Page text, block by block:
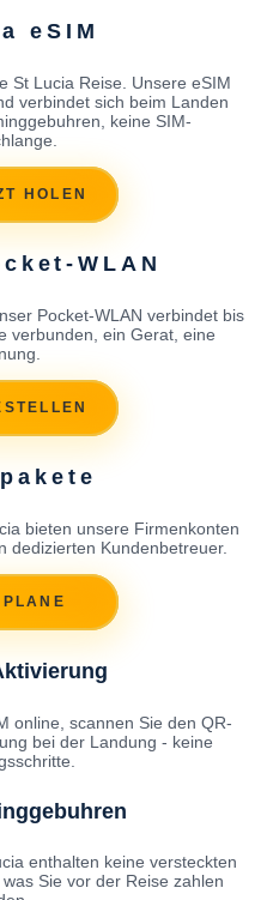
eSIM
St Lucia Reise. Unsere eSIM
verbindet sich beim Landen
keine SIM-
HOLEN
WLAN
Pocket-WLAN verbindet bis
verbunden, ein Gerat, eine
bieten unsere Firmenkonten
dedizierten Kundenbetreuer.
online, scannen Sie den QR-
bei der Landung - keine
enthalten keine versteckten
Sie vor der Reise zahlen